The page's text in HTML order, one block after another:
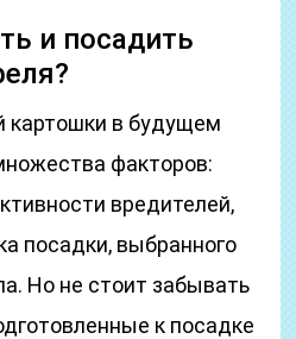
и посадить
картошки в будущем
факторов:
вредителей,
посадки, выбранного
Но не стоит забывать
к посадке